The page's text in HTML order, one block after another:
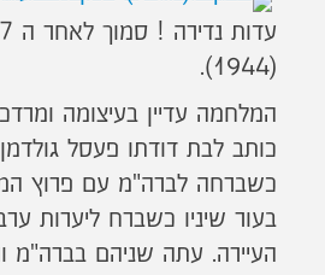
(1944).
המלחמה עדיין בעיצומה
כותב לבת דודתו פעסל
כשברחה לברה"מ עם פרוץ
בעור שיניו כשברח ליערות
העיירה. עתה שניהם בברה"מ